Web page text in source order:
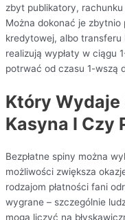
zbyt publikatory,
Można dokonać je
kredytowej, albo
realizują wypłaty w ciągu
potrwać od czasu 1-wszą
Który Wydaje
Kasyna I Czy
Bezpłatne spiny można
możliwości zwiększa
rodzajom płatności fani
wygrane – szczególnie
mogą liczyć na